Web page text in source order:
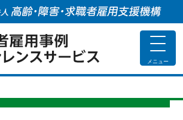
toggle
メニュー